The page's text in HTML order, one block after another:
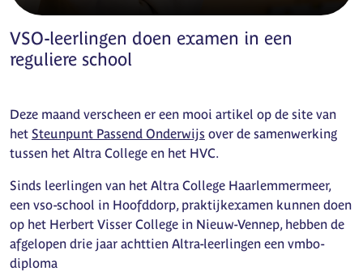
VSO-leerlingen doen examen in een
reguliere school
Deze maand verscheen er een mooi artikel op de site van
het Steunpunt Passend Onderwijs over de samenwerking
tussen het Altra College en het HVC.
Sinds leerlingen van het Altra College Haarlemmermeer,
een vso-school in Hoofddorp, praktijkexamen kunnen doen
op het Herbert Visser College in Nieuw-Vennep, hebben de
afgelopen drie jaar achttien Altra-leerlingen een vmbo-
diploma